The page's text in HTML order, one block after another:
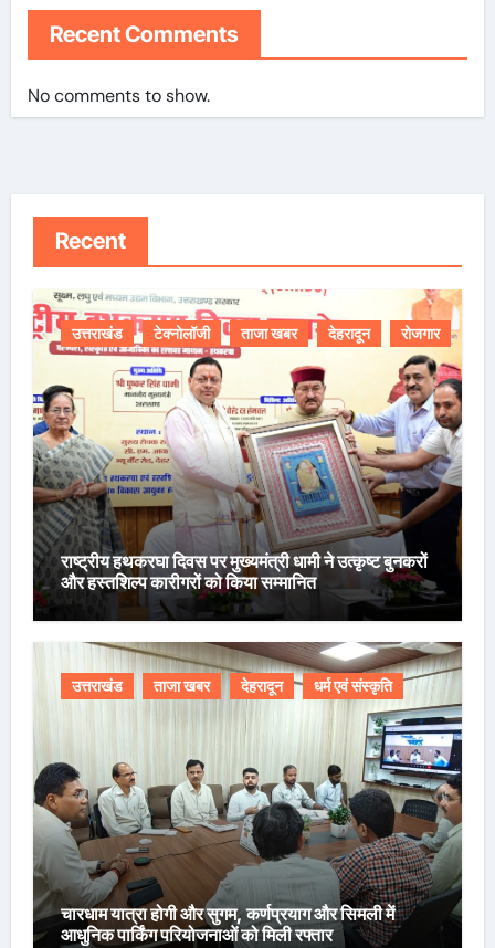
Recent Comments
No comments to show.
Recent
उत्तराखंड टेक्नोलॉजी ताजा खबर देहरादून रोजगार
राष्ट्रीय हथकरघा दिवस पर मुख्यमंत्री धामी ने उत्कृष्ट बुनकरों
और हस्तशिल्प कारीगरों को किया सम्मानित
उत्तराखंड ताजा खबर देहरादून धर्म एवं संस्कृति
चारधाम यात्रा होगी और सुगम, कर्णप्रयाग और सिमली में
आधुनिक पार्किंग परियोजनाओं को मिली रफ्तार